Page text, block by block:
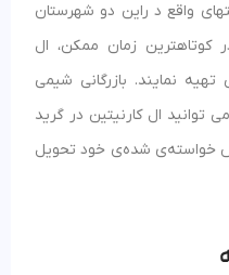
واقع د راین دو شهرستان
زمان ممکن، ال
تهیه نمایند. بازرگانی شیمی
ال کارنیتین در گرید
خواسته‌ی شده‌ی خود تحویل